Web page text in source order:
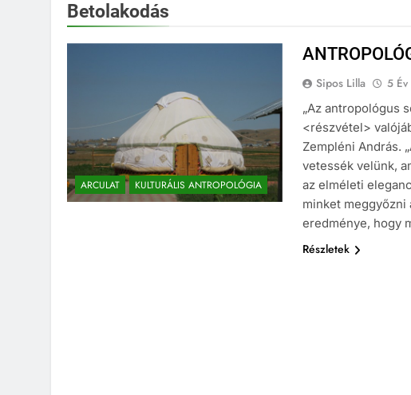
Betolakodás
ARCULAT KULTURÁLIS ANTROPOLÓGIA
Sipos Lilla 5 Év
„Az antropológus
<részvétel>
Zempléni András.
vetessék velünk,
az elméleti
minket meggyőzni
eredménye, hogy
Részletek